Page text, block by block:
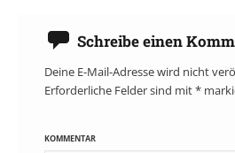
Schreibe einen
Deine E-Mail-Adresse wird nicht
Erforderliche Felder sind mit*
KOMMENTAR